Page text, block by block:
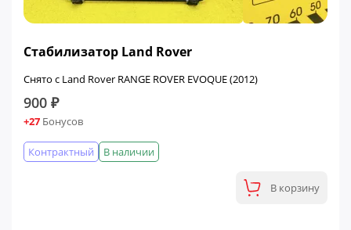
Стабилизатор Land Rover
Снято с Land Rover RANGE ROVER EVOQUE (2012)
900 ₽
+27 Бонусов
В наличии
Контрактный
В корзину